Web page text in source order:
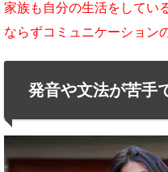
家族も自分の生活をしてい
ならずコミュニケーション
発音や文法が苦手